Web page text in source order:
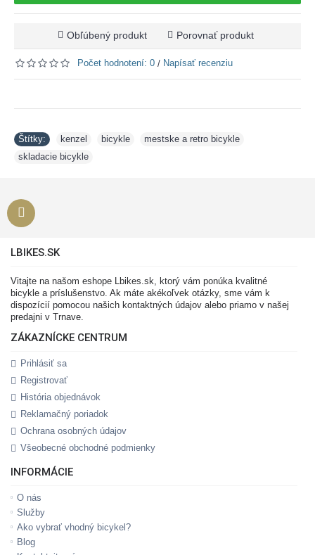
Obľúbený produkt Porovnať produkt
Počet hodnotení: 0 / Napísať recenziu
Štítky: kenzel bicykle mestske a retro bicykle
skladacie bicykle
LBIKES.SK
Vitajte na našom eshope Lbikes.sk, ktorý vám ponúka kvalitné
bicykle a príslušenstvo. Ak máte akékoľvek otázky, sme vám k
dispozícií pomocou našich kontaktných údajov alebo priamo v našej
predajni v Trnave.
ZÁKAZNÍCKE CENTRUM
Prihlásiť sa
Registrovať
História objednávok
Reklamačný poriadok
Ochrana osobných údajov
Všeobecné obchodné podmienky
INFORMÁCIE
O nás
Služby
Ako vybrať vhodný bicykel?
Blog